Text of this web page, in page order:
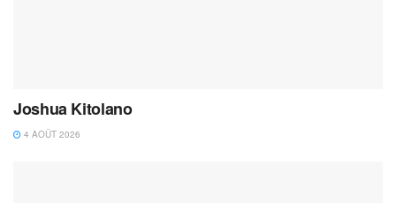
Joshua Kitolano
4 AOÛT 2026